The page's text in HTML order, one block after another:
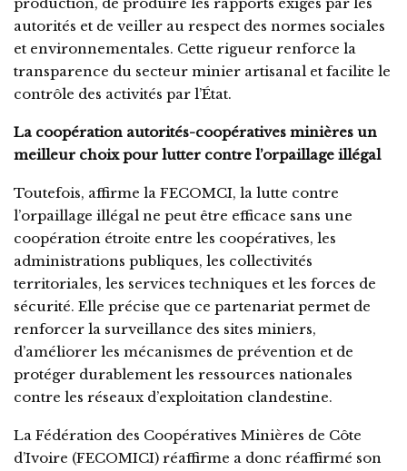
production, de produire les rapports exigés par les
autorités et de veiller au respect des normes sociales
et environnementales. Cette rigueur renforce la
transparence du secteur minier artisanal et facilite le
contrôle des activités par l’État.
La coopération autorités-coopératives minières un
meilleur choix pour lutter contre l’orpaillage illégal
Toutefois, affirme la FECOMCI, la lutte contre
l’orpaillage illégal ne peut être efficace sans une
coopération étroite entre les coopératives, les
administrations publiques, les collectivités
territoriales, les services techniques et les forces de
sécurité. Elle précise que ce partenariat permet de
renforcer la surveillance des sites miniers,
d’améliorer les mécanismes de prévention et de
protéger durablement les ressources nationales
contre les réseaux d’exploitation clandestine.
La Fédération des Coopératives Minières de Côte
d’Ivoire (FECOMICI) réaffirme a donc réaffirmé son